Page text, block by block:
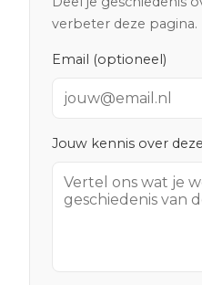
verbeter deze pagina.
Email (optioneel)
Jouw kennis over